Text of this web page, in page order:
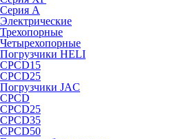
Серия А
Электрические
Трехопорные
Четырехопорные
Погрузчики HELI
CPCD15
CPCD25
Погрузчики JAC
CPCD
CPCD25
CPCD35
CPCD50